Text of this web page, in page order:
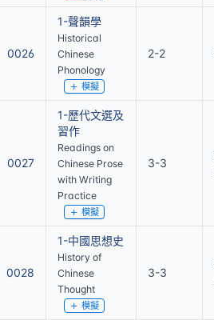
0026
1-聲韻學
Historical
Chinese
Phonology
模擬
2-2
0027
1-歷代文選及
習作
Readings on
Chinese Prose
with Writing
Practice
模擬
3-3
0028
1-中國思想史
History of
Chinese
Thought
模擬
3-3